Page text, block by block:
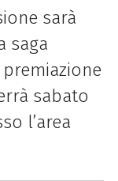
sarà
saga
sabato
l’area